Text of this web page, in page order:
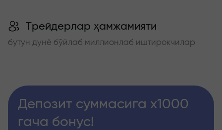
Трейдерлар ҳамжамияти
бутун дунё бўйлаб миллионлаб иштирокчилар
Депозит суммасига x1000
гача бонус!